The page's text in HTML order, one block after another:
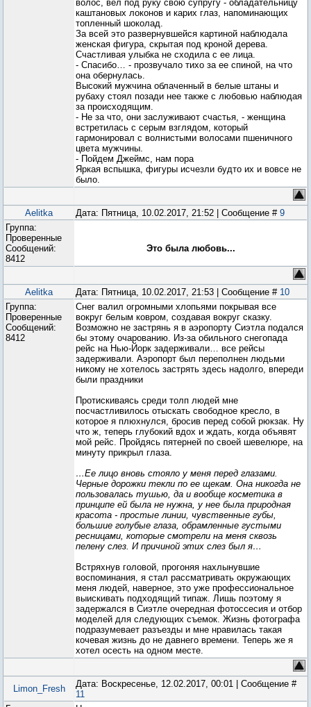
волос, вел под руку свою супругу - обладательницу
каштановых локонов и карих глаз, напоминающих
топленный шоколад.
За всей это развернувшейся картиной наблюдала
женская фигура, скрытая под кроной дерева.
Счастливая улыбка не сходила с ее лица.
- Спасибо… - прозвучало тихо за ее спиной, на что
она обернулась.
Высокий мужчина облаченный в белые штаны и
рубаху стоял позади нее также с любовью наблюдая
за происходящим.
- Не за что, они заслуживают счастья, - женщина
встретилась с серым взглядом, который
гармонировал с волнистыми волосами пшеничного
цвета мужчины.
- Пойдем Джеймс, нам пора
Яркая вспышка, фигуры исчезли будто их и вовсе не
было.
Aelitka Дата: Пятница, 10.02.2017, 21:52 | Сообщение # 9
Группа:
Проверенные
Сообщений:
8412
Это была любовь...
Aelitka Дата: Пятница, 10.02.2017, 21:53 | Сообщение # 10
Группа:
Проверенные
Сообщений:
8412
Снег валил огромными хлопьями покрывая все
вокруг белым ковром, создавая вокруг сказку.
Возможно не застрянь я в аэропорту Сиэтла подался
бы этому очарованию. Из-за обильного снегопада
рейс на Нью-Йорк задерживали… все рейсы
задерживали. Аэропорт был переполнен людьми
никому не хотелось застрять здесь надолго, впереди
были праздники
Протискиваясь среди толп людей мне
посчастливилось отыскать свободное кресло, в
которое я плюхнулся, бросив перед собой рюкзак. Ну
что ж, теперь глубокий вдох и ждать, когда объявят
мой рейс. Пройдясь пятерней по своей шевелюре, на
минуту прикрыл глаза.
…Ее лицо вновь стояло у меня перед глазами.
Черные дорожки текли по ее щекам. Она никогда не
пользовалась тушью, да и вообще косметика в
принципе ей была не нужна, у нее была природная
красота - простые линии, чувственные губы,
большие голубые глаза, обрамленные густыми
ресницами, которые смотрели на меня сквозь
пелену слез. И причиной этих слез был я…
Встряхнув головой, прогоняя нахлынувшие
воспоминания, я стал рассматривать окружающих
меня людей, наверное, это уже профессиональное
выискивать подходящий типаж. Лишь поэтому я
задержался в Сиэтле очередная фотоссесия и отбор
моделей для следующих съемок. Жизнь фотографа
подразумевает разъезды и мне нравилась такая
кочевая жизнь до не давнего времени. Теперь же я
хотел осесть на одном месте.
Limon_Fresh
Дата: Воскресенье, 12.02.2017, 00:01 | Сообщение #
11